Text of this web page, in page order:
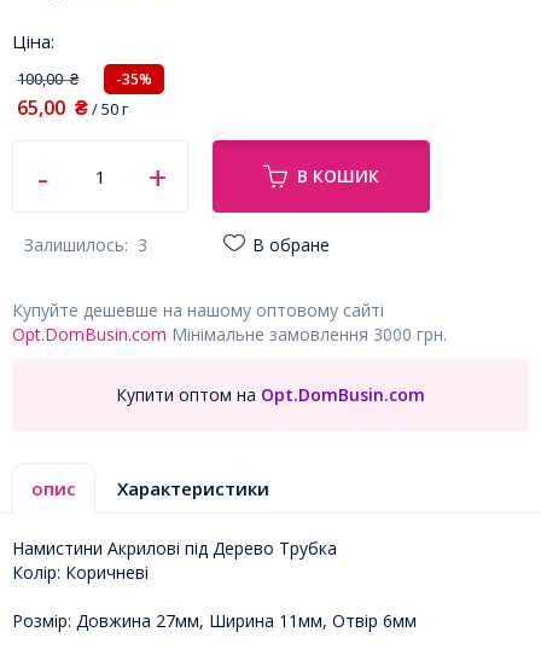
Ціна:
100,00₴ -35%
65,00 ₴/ 50 г
В КОШИК
Залишилось: 3 В обране
Купуйте дешевше на нашому оптовому сайті
Opt.DomBusin.com Мінімальне замовлення 3000 грн.
Купити оптом на Opt.DomBusin.com
опис Характеристики
Намистини Акрилові під Дерево Трубка
Колір: Коричневі
Розмір: Довжина 27мм, Ширина 11мм, Отвір 6мм